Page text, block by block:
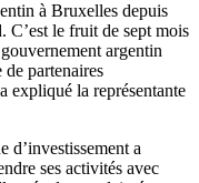
à Bruxelles depuis
C’est le fruit de sept mois
argentin
partenaires
expliqué la représentante
d’investissement a
ses activités avec